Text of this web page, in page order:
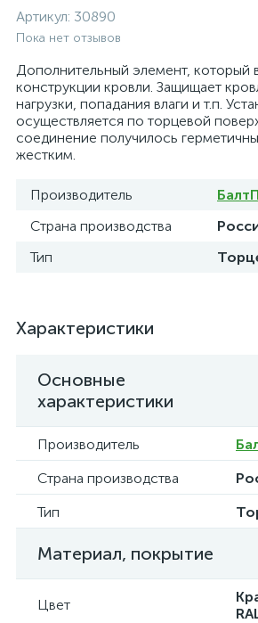
Артикул: 30890
Пока нет отзывов
Дополнительный элемент, который
конструкции кровли. Защищает
нагрузки, попадания влаги и т.п.
осуществляется по торцевой
соединение получилось
жестким.
Производитель
Страна производства
Тип
Характеристики
Основные
характеристики
Производитель
Страна производства
Тип
Материал, покрытие
Цвет